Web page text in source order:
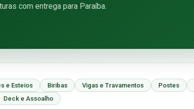
com entrega para Paraíba.
e Esteios Biribas Vigas e Travamentos Postes
Deck e Assoalho